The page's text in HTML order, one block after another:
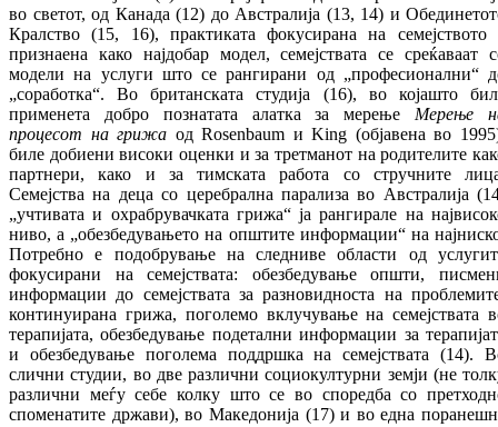
во светот, од Канада (12) до Австралија (13, 14) и
Кралство (15, 16), практиката фокусирана на семејството
признаена како најдобар модел, семејствата се среќаваат
модели на услуги што се рангирани од „професионални“
„соработка“. Во британската студија (16), во којашто
применета добро познатата алатка за мерење Мерење
процесот на грижа од Rosenbaum и King (објавена во
биле добиени високи оценки и за третманот на родителите
партнери, како и за тимската работа со стручните
Семејства на деца со церебрална парализа во Австралија
„учтивата и охрабрувачката грижа“ ја рангирале на
ниво, а „обезбедувањето на општите информации“ на
Потребно е подобрување на следниве области од
фокусирани на семејствата: обезбедување општи,
информации до семејствата за разновидноста на
континуирана грижа, поголемо вклучување на семејствата
терапијата, обезбедување подетални информации за
и обезбедување поголема поддршка на семејствата (14).
слични студии, во две различни социокултурни земји (не
различни меѓу себе колку што се во споредба со
споменатите држави), во Македонија (17) и во една